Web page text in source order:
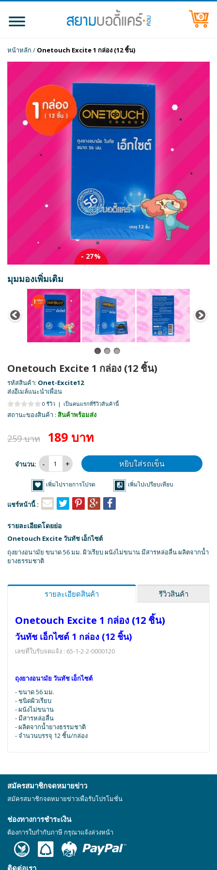
0
หน้าหลัก / Onetouch Excite 1 กล่อง (12 ชิ้น)
- 27%
มุมมองเพิ่มเติม
Onetouch Excite 1 กล่อง (12 ชิ้น)
รหัสสินค้า: Onet-Excite12
ส่งอีเมล์แนะนำเพื่อน
0 รีวิว | เป็นคนแรกที่รีวิวสินค้านี้
สถานะของสินค้า : สินค้าพร้อมส่ง
259 บาท 189 บาท
จำนวน: หยิบใส่รถเข็น
เพิ่มไปรายการโปรด เพิ่มไปเปรียบเทียบ
แชร์หน้านี้ :
รายละเอียดโดยย่อ
Onetouch Excite วันทัช เอ็กไซต์
ถุงยางอนามัย ขนาด 56 มม. ผิวเรียบ ผนังไม่ขนาน มีสารหล่อลื่น ผลิตจากน้ำ
ยางธรรมชาติ
รายละเอียดสินค้า รีวิวสินค้า
Onetouch Excite 1 กล่อง (12 ชิ้น)
วันทัช เอ็กไซต์ 1 กล่อง (12 ชิ้น)
เลขที่ใบรับจดแจ้ง : 65-1-2-2-0000120
ถุงยางอนามัย วันทัช เอ็กไซต์
- ขนาด 56 มม.
- ชนิดผิวเรียบ
- ผนังไม่ขนาน
- มีสารหล่อลื่น
- ผลิตจากน้ำยางธรรมชาติ
- จำนวนบรรจุ 12 ชิ้น/กล่อง
สมัครสมาชิกจดหมายข่าว
สมัครสมาชิกจดหมายข่าวเพื่อรับโปรโมชั่น
ช่องทางการชำระเงิน
ต้องการใบกำกับภาษี กรุณาแจ้งล่วงหน้า
ติดต่อเรา